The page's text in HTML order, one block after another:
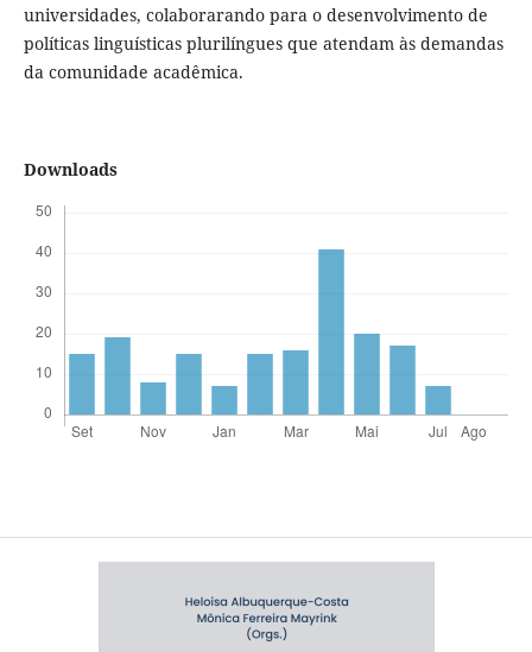
universidades, colaborarando para o desenvolvimento de
políticas linguísticas plurilíngues que atendam às demandas
da comunidade acadêmica.
Downloads